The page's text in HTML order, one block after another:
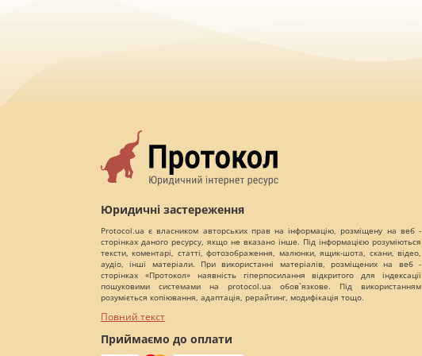
Юридичні застереження
Protocol.ua є власником авторських прав на інформацію, розміщену на веб -
сторінках даного ресурсу, якщо не вказано інше. Під інформацією розуміються
тексти, коментарі, статті, фотозображення, малюнки, ящик-шота, скани, відео,
аудіо, інші матеріали. При використанні матеріалів, розміщених на веб -
сторінках «Протокол» наявність гіперпосилання відкритого для індексації
пошуковими системами на protocol.ua обов`язкове. Під використанням
розуміється копіювання, адаптація, рерайтинг, модифікація тощо.
Повний текст
Приймаємо до оплати